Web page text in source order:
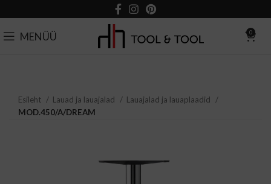
MENÜÜ 0
Esileht Lauad ja lauajalad
Lauajalad ja lauaplaadid
MOD.450/A/DREAM